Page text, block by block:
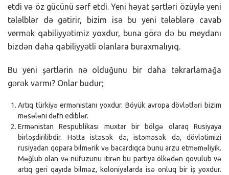
etdi və öz gücünü sərf etdi. Yeni həyat şərtləri özüylə yeni
tələlblər də gətirir, bizim isə bu yeni tələblərə cavab
vermək qabiliyyətimiz yoxdur, buna görə də bu meydanı
bizdən daha qabiliyyətli olanlara buraxmalıyıq.
Bu yeni şərtlərin nə olduğunu bir daha təkrarlamağa
gərək varmı? Onlar budur;
Artıq türkiyə ermənistanı yoxdur. Böyük avropa dövlətləri bizim
məsələni dəfn ediblər.
Ermənistan Respublikası muxtar bir bölgə olaraq Rusiyaya
birləşdirilibdir. Hətta istəsək də, istəməsək də, dövlətimizi
rusiyadan qopara bilmərik və bacardıqca bunu arzu etməməliyik.
Məğlub olan və nüfuzunu itirən bu partiya ölkədən qovulub və
artıq geri qayıda bilməz, koloniyalarda isə onluq bir iş yoxdur.